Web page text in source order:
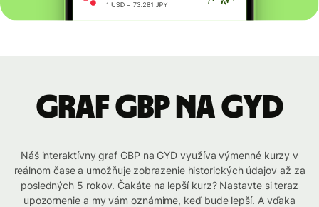
graf GBP na GYD
Náš interaktívny graf GBP na GYD využíva výmenné kurzy v
reálnom čase a umožňuje zobrazenie historických údajov až za
posledných 5 rokov. Čakáte na lepší kurz? Nastavte si teraz
upozornenie a my vám oznámime, keď bude lepší. A vďaka